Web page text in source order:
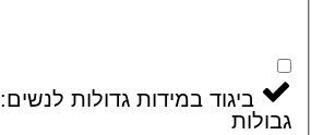
ביגוד במידות גדולות לנשים: